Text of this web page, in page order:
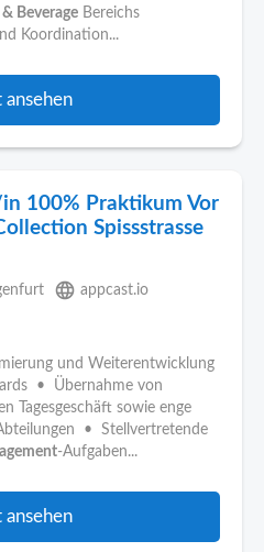
& Beverage Bereichs
Koordination...
ansehen
100% Praktikum Vor
Spissstrasse
language appcast.io
und Weiterentwicklung
• Übernahme von
Tagesgeschäft sowie enge
• Stellvertretende
-Aufgaben...
ansehen